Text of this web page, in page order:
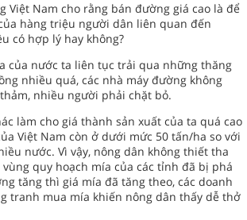
Việt Nam cho rằng bán đường giá cao là để
hàng triệu người dân liên quan đến
có hợp lý hay không?
của nước ta liên tục trải qua những thăng
nhiều quá, các nhà máy đường không
nhiều người phải chặt bỏ.
làm cho giá thành sản xuất của ta quá cao
Việt Nam còn ở dưới mức 50 tấn/ha so với
nước. Vì vậy, nông dân không thiết tha
quy hoạch mía của các tỉnh đã bị phá
tăng thì giá mía đã tăng theo, các doanh
tranh mua mía khiến nông dân thấy dễ thở